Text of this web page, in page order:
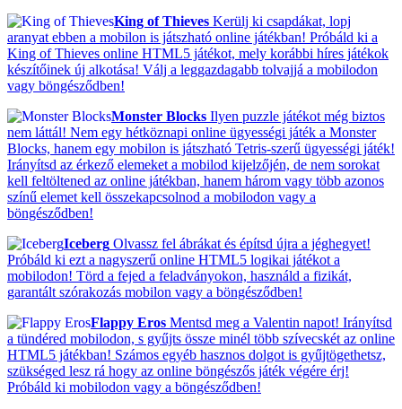
King of Thieves Kerülj ki csapdákat, lopj
aranyat ebben a mobilon is játszható online játékban! Próbáld ki a
King of Thieves online HTML5 játékot, mely korábbi híres játékok
készítőinek új alkotása! Válj a leggazdagabb tolvajjá a mobilodon
vagy böngésződben!
Monster Blocks Ilyen puzzle játékot még biztos
nem láttál! Nem egy hétköznapi online ügyességi játék a Monster
Blocks, hanem egy mobilon is játszható Tetris-szerű ügyességi játék!
Irányítsd az érkező elemeket a mobilod kijelzőjén, de nem sorokat
kell feltöltened az online játékban, hanem három vagy több azonos
színű elemet kell összekapcsolnod a mobilodon vagy a
böngésződben!
Iceberg Olvassz fel ábrákat és építsd újra a jéghegyet!
Próbáld ki ezt a nagyszerű online HTML5 logikai játékot a
mobilodon! Törd a fejed a feladványokon, használd a fizikát,
garantált szórakozás mobilon vagy a böngésződben!
Flappy Eros Mentsd meg a Valentin napot! Irányítsd
a tündéred mobilodon, s gyűjts össze minél több szívecskét az online
HTML5 játékban! Számos egyéb hasznos dolgot is gyűjtögethetsz,
szükséged lesz rá hogy az online böngészős játék végére érj!
Próbáld ki mobilodon vagy a böngésződben!